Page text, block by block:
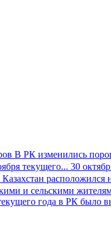
В РК изменились
текущего... 30
расположился
и сельскими
года в РК было